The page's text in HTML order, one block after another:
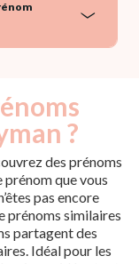
?
des prénoms
que vous
pas encore
prénoms similaires
partagent des
Idéal pour les